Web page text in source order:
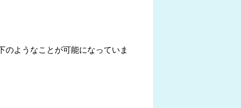
ようなことが可能になっていま